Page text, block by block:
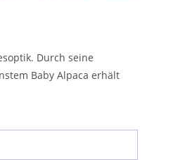
Durch seine
Baby Alpaca erhält